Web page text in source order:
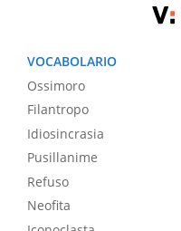
VOCABOLARIO
Ossimoro
Filantropo
Idiosincrasia
Pusillanime
Refuso
Neofita